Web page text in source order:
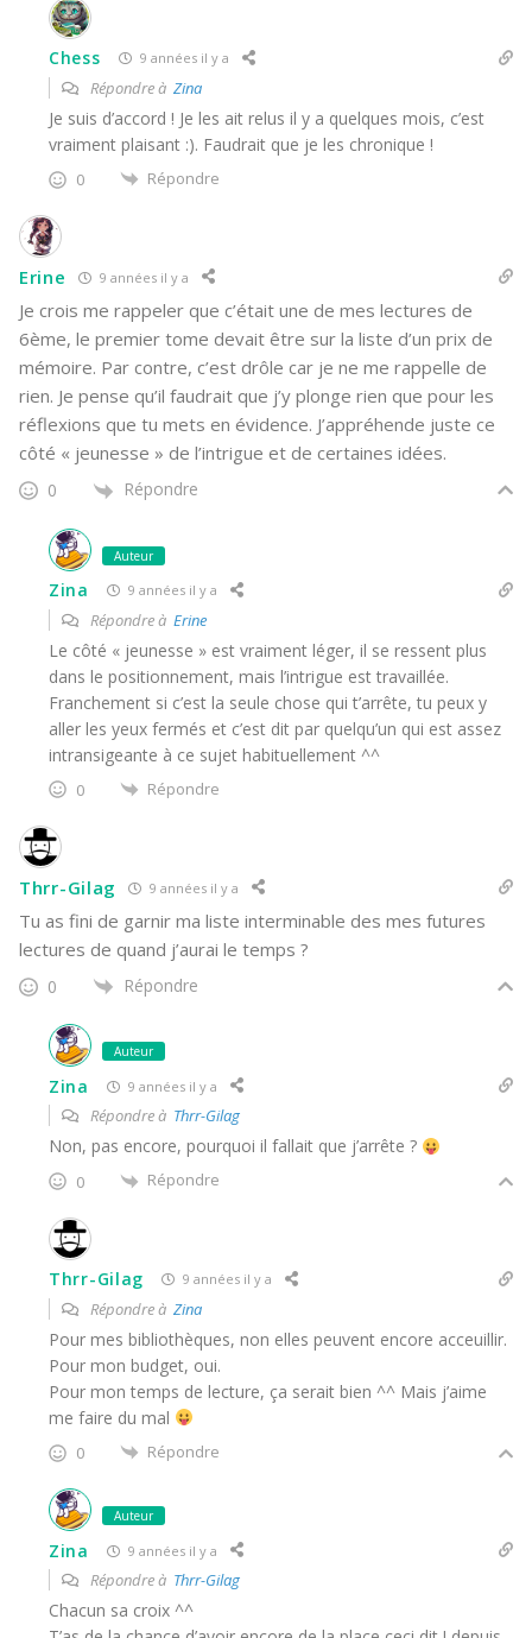
Chess 9 années il y a
Répondre à Zina
Je suis d’accord ! Je les ait relus il y a quelques mois, c’est
vraiment plaisant :). Faudrait que je les chronique !
0 Répondre
Erine 9 années il y a
Je crois me rappeler que c’était une de mes lectures de
6ème, le premier tome devait être sur la liste d’un prix de
mémoire. Par contre, c’est drôle car je ne me rappelle de
rien. Je pense qu’il faudrait que j’y plonge rien que pour les
réflexions que tu mets en évidence. J’appréhende juste ce
côté « jeunesse » de l’intrigue et de certaines idées.
0 Répondre
Auteur
Zina 9 années il y a
Répondre à Erine
Le côté « jeunesse » est vraiment léger, il se ressent plus
dans le positionnement, mais l’intrigue est travaillée.
Franchement si c’est la seule chose qui t’arrête, tu peux y
aller les yeux fermés et c’est dit par quelqu’un qui est assez
intransigeante à ce sujet habituellement ^^
0 Répondre
Thrr-Gilag 9 années il y a
Tu as fini de garnir ma liste interminable des mes futures
lectures de quand j’aurai le temps ?
0 Répondre
Auteur
Zina 9 années il y a
Répondre à Thrr-Gilag
Non, pas encore, pourquoi il fallait que j’arrête ?
0 Répondre
Thrr-Gilag 9 années il y a
Répondre à Zina
Pour mes bibliothèques, non elles peuvent encore acceuillir.
Pour mon budget, oui.
Pour mon temps de lecture, ça serait bien ^^ Mais j’aime
me faire du mal
0 Répondre
Auteur
Zina 9 années il y a
Répondre à Thrr-Gilag
Chacun sa croix ^^